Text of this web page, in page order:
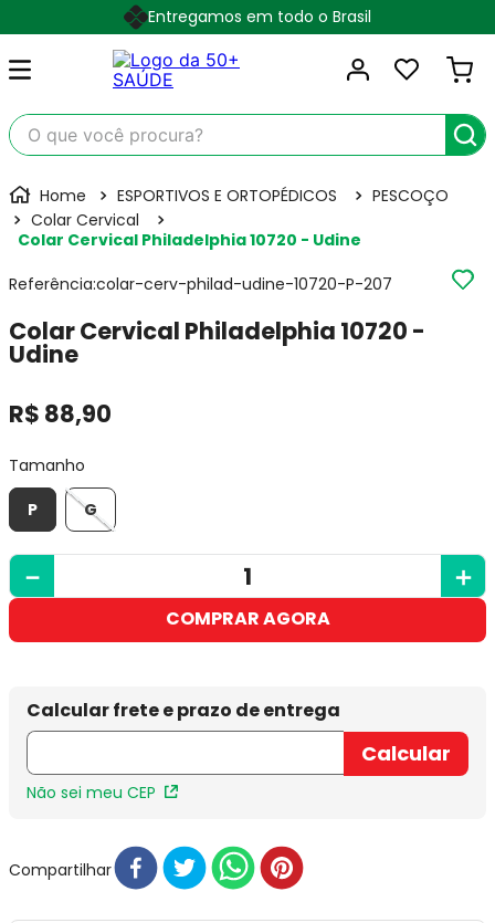
Entregamos em todo o Brasil
O que você procura?
ESPORTIVOS E ORTOPÉDICOS
PESCOÇO
Colar Cervical
Colar Cervical Philadelphia 10720 - Udine
Referência:colar-cerv-philad-udine-10720-P-207
Colar Cervical Philadelphia 10720 -
Udine
R$ 88,90
Tamanho
P
G
＋
－
COMPRAR AGORA
Não sei meu CEP
Compartilhar